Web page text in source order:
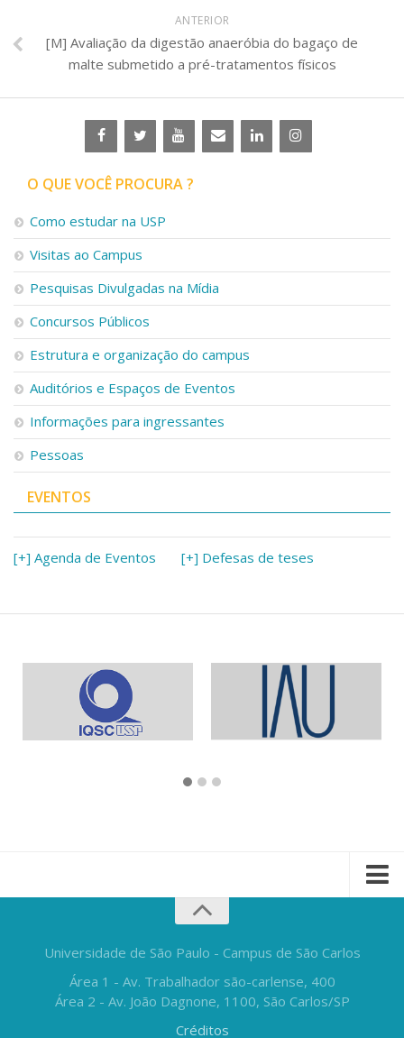
ANTERIOR
[M] Avaliação da digestão anaeróbia do bagaço de
malte submetido a pré-tratamentos físicos
O QUE VOCÊ PROCURA ?
Como estudar na USP
Visitas ao Campus
Pesquisas Divulgadas na Mídia
Concursos Públicos
Estrutura e organização do campus
Auditórios e Espaços de Eventos
Informações para ingressantes
Pessoas
EVENTOS
[+] Agenda de Eventos [+] Defesas de teses
Universidade de São Paulo - Campus de São Carlos
Área 1 - Av. Trabalhador são-carlense, 400
Área 2 - Av. João Dagnone, 1100, São Carlos/SP
Créditos